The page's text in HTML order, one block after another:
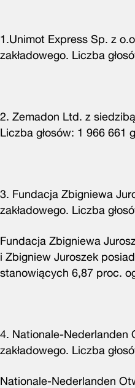
1.Unimot Express Sp. z
zakładowego. Liczba
2. Zemadon Ltd. z
Liczba głosów: 1 966 661
3. Fundacja Zbigniewa
zakładowego. Liczba
Fundacja Zbigniewa
i Zbigniew Juroszek
stanowiących 6,87 proc.
4. Nationale-Nederlanden
zakładowego. Liczba
Nationale-Nederlanden